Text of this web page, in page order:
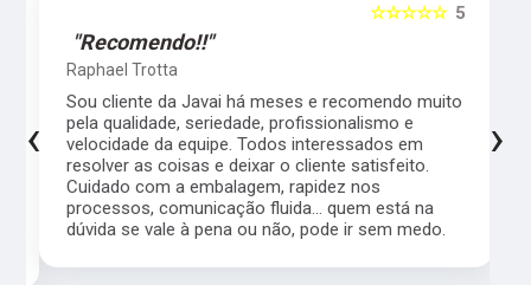
5
☆☆☆☆☆
"Recomendo!!"
Raphael Trotta
Sou cliente da Javai há meses e recomendo muito
pela qualidade, seriedade, profissionalismo e
velocidade da equipe. Todos interessados em
resolver as coisas e deixar o cliente satisfeito.
Cuidado com a embalagem, rapidez nos
processos, comunicação fluida... quem está na
dúvida se vale à pena ou não, pode ir sem medo.
‹ ›